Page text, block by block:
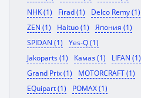
NHK (1)
Firad (1)
Delco Remy (1)
ZEN (1)
Haituo (1)
Япония (1)
SPIDAN (1)
Yes-Q (1)
Jakoparts (1)
Камаз (1)
LIFAN (1)
Grand Prix (1)
MOTORCRAFT (1)
EQuipart (1)
POMAX (1)